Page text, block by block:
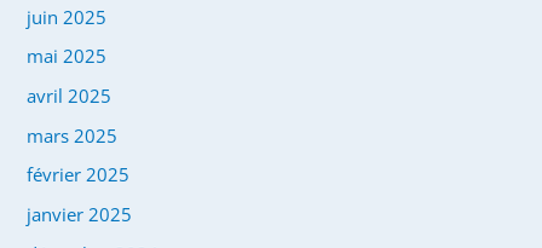
juin 2025
mai 2025
avril 2025
mars 2025
février 2025
janvier 2025